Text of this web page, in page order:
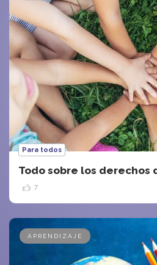
Para todos
Todo sobre los derechos
7
APRENDIZAJE